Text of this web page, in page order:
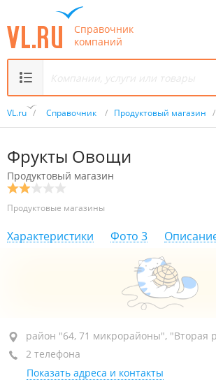
Справочник
компаний
VL.ru / Справочник / Продуктовый магазин /
Фрукты Овощи
Продуктовый магазин
Продуктовые магазины
Характеристики Фото 3
район "64, 71 микрорайоны", ул.
открыто: 09:00–21:00
район "64, 71 микрорайоны", "Вторая
2 телефона
Показать адреса и контакты